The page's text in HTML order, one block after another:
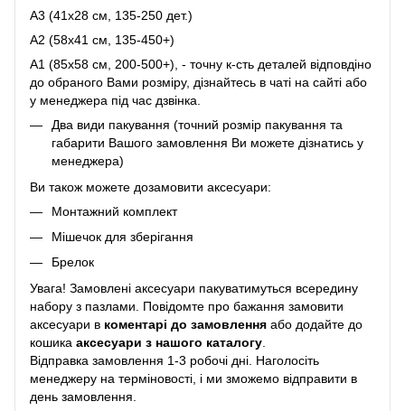
A3 (41х28 см, 135-250 дет.)
A2 (58х41 см, 135-450+)
A1 (85х58 см, 200-500+), - точну к-сть деталей відповдіно
до обраного Вами розміру, дізнайтесь в чаті на сайті або
у менеджера під час дзвінка.
Два види пакування (точний розмір пакування та
габарити Вашого замовлення Ви можете дізнатись у
менеджера)
Ви також можете дозамовити аксесуари:
Монтажний комплект
Мішечок для зберігання
Брелок
Увага! Замовлені аксесуари пакуватимуться всередину
набору з пазлами. Повідомте про бажання замовити
аксесуари в коментарі до замовлення або додайте до
кошика аксесуари з нашого каталогу
Відправка замовлення 1-3 робочі дні. Наголосіть
менеджеру на терміновості, і ми зможемо відправити в
день замовлення.